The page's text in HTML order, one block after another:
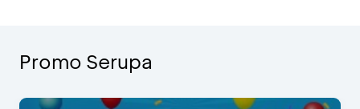
Promo Serupa